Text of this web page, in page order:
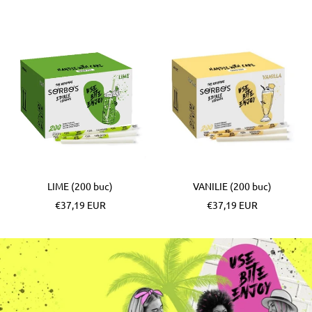
LIME (200 buc)
Pret
€37,19 EUR
VANILIE (200 buc)
Pret
€37,19 EUR